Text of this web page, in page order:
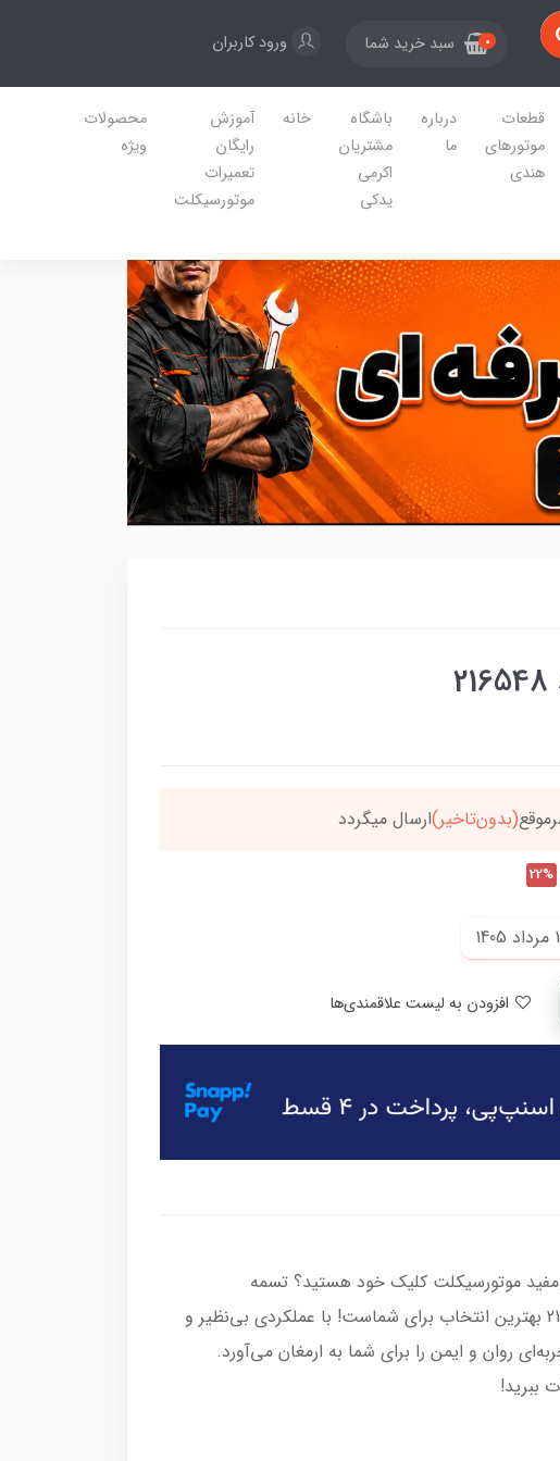
0 سبد خرید شما ورود کاربران
قطعات
موتورهای
هندی
درباره
ما
باشگاه
مشتریان
اکرمی
یدکی
خانه
آموزش
رایگان
تعمیرات
موتورسیکلت
محصولات
ویژه
5میلیون برسون،ارسالت‌رایگانه
22%
مفید موتورسیکلت کلیک خود هستید؟ تسمه
موتورسیکلت کلیک 835 کد 216548 بهترین انتخاب برای شماست! با عملکردی بی‌نظیر و
روان و ایمن را برای شما به ارمغان می‌آورد.
ببرید!